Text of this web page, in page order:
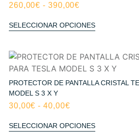
260,00€ - 390,00€
SELECCIONAR OPCIONES
PROTECTOR DE PANTALLA CRISTAL
MODEL S 3 X Y
30,00€ - 40,00€
SELECCIONAR OPCIONES